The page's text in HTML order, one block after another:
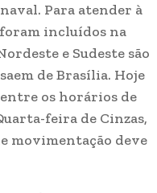
Para atender à
incluídos na
e Sudeste são
de Brasília. Hoje
os horários de
feira de Cinzas,
movimentação deve